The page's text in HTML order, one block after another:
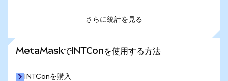
さらに統計を見る
MetaMaskでINTConを使用する方法
INTConを購入